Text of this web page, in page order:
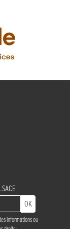
OK
informations ou